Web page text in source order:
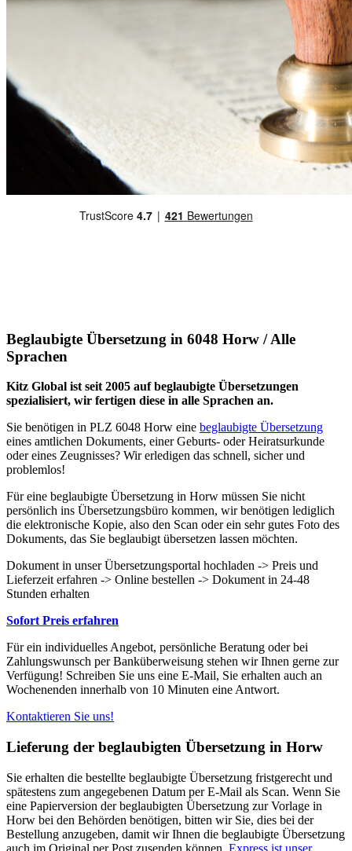
Beglaubigte Übersetzung in 6048 Horw / Alle
Sprachen
Kitz Global ist seit 2005 auf beglaubigte Übersetzungen
spezialisiert, wir fertigen diese in alle Sprachen an.
Sie benötigen in PLZ 6048 Horw eine beglaubigte Übersetzung
eines amtlichen Dokuments, einer Geburts- oder Heiratsurkunde
oder eines Zeugnisses? Wir erledigen das schnell, sicher und
problemlos!
Für eine beglaubigte Übersetzung in Horw müssen Sie nicht
persönlich ins Übersetzungsbüro kommen, wir benötigen lediglich
die elektronische Kopie, also den Scan oder ein sehr gutes Foto des
Dokuments, das Sie beglaubigt übersetzen lassen möchten.
Dokument in unser Übersetzungsportal hochladen -> Preis und
Lieferzeit erfahren -> Online bestellen -> Dokument in 24-48
Stunden erhalten
Sofort Preis erfahren
Für ein individuelles Angebot, persönliche Beratung oder bei
Zahlungswunsch per Banküberweisung stehen wir Ihnen gerne zur
Verfügung! Schreiben Sie uns eine E-Mail, Sie erhalten auch an
Wochenenden innerhalb von 10 Minuten eine Antwort.
Kontaktieren Sie uns!
Lieferung der beglaubigten Übersetzung in Horw
Sie erhalten die bestellte beglaubigte Übersetzung fristgerecht und
spätestens zum angegebenen Datum per E-Mail als Scan. Wenn Sie
eine Papierversion der beglaubigten Übersetzung zur Vorlage in
Horw bei den Behörden benötigen, bitten wir Sie, dies bei der
Bestellung anzugeben, damit wir Ihnen die beglaubigte Übersetzung
auch im Original per Post zusenden können. Express ist unser